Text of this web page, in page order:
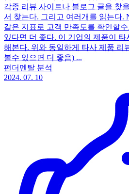
각종 리뷰 사이트나 블로그 글을 찾
서 찾는다. 그리고 여러개를 읽는다.
같은 지표로 고객 만족도를 확인할
있다면 더 좋다. 이 기업의 제품이
해본다. 위와 동일하게 타사 제품 리
볼수 있으면 더 좋음) ...
펀더멘탈 분석
2024. 07. 10